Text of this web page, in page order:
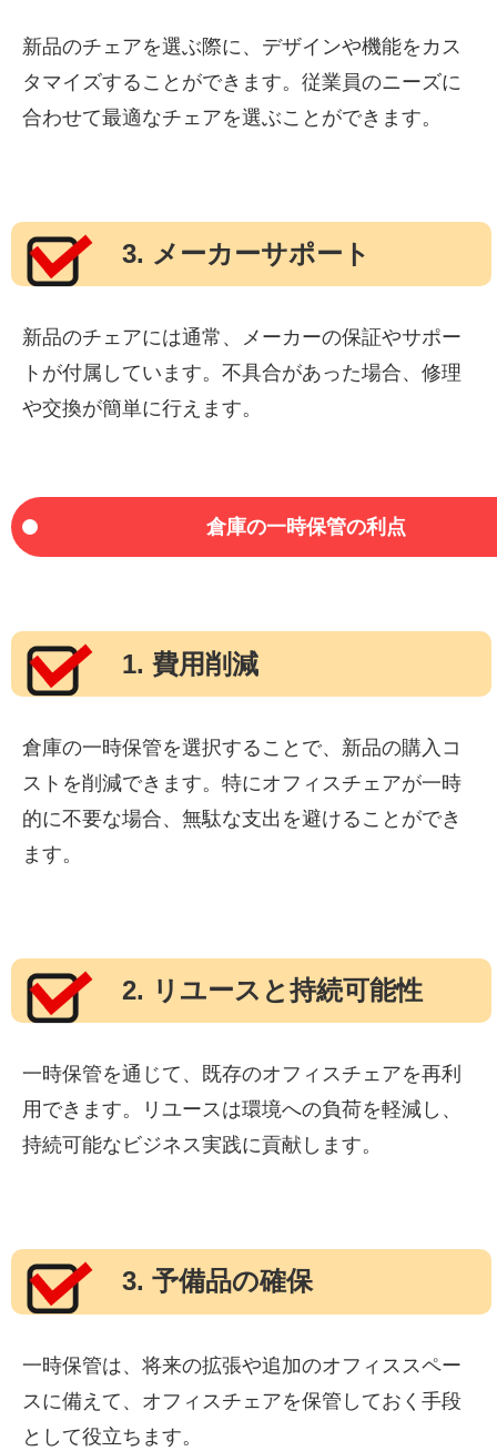
新品のチェアを選ぶ際に、デザインや機能をカス
タマイズすることができます。従業員のニーズに
合わせて最適なチェアを選ぶことができます。
3. メーカーサポート
新品のチェアには通常、メーカーの保証やサポー
トが付属しています。不具合があった場合、修理
や交換が簡単に行えます。
倉庫の一時保管の利点
1. 費用削減
倉庫の一時保管を選択することで、新品の購入コ
ストを削減できます。特にオフィスチェアが一時
的に不要な場合、無駄な支出を避けることができ
ます。
2. リユースと持続可能性
一時保管を通じて、既存のオフィスチェアを再利
用できます。リユースは環境への負荷を軽減し、
持続可能なビジネス実践に貢献します。
3. 予備品の確保
一時保管は、将来の拡張や追加のオフィススペー
スに備えて、オフィスチェアを保管しておく手段
として役立ちます。